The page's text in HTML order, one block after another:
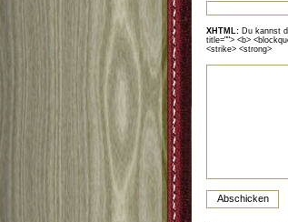
XHTML: Du kannst
title=""> <b>
<strike> <strong>